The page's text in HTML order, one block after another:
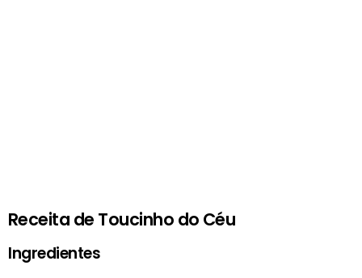
Receita de Toucinho do Céu
Ingredientes